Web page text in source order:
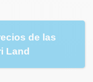
de las
Land